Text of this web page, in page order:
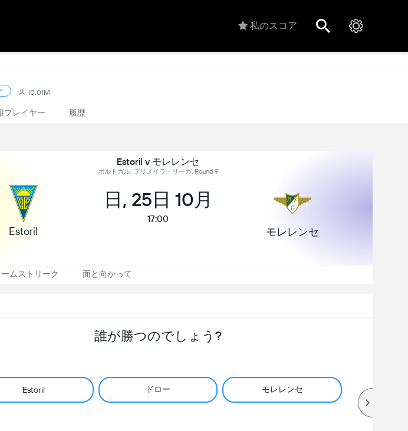
私のスコア
10.01M
プレイヤー 履歴
Estoril v モレレンセ
ポルトガル, プリメイラ・リーガ, Round 9
Estoril
日, 25日 10月
17:00
モレレンセ
ームストリーク 面と向かって
誰が勝つのでしょう?
Estoril ドロー モレレンセ